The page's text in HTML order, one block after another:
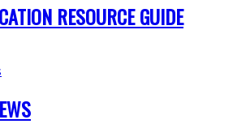
RESOURCE GUIDE